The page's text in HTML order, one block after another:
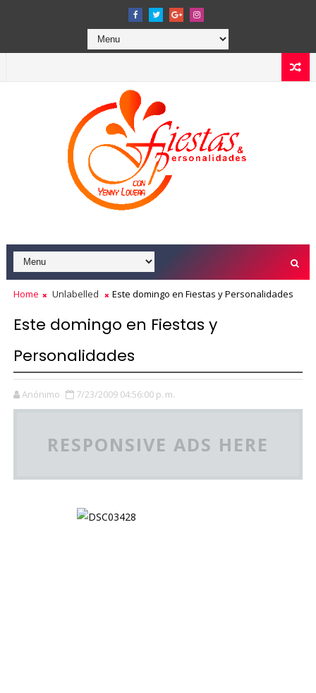
Home Unlabelled Este domingo en Fiestas y Personalidades
Este domingo en Fiestas y
Personalidades
Anónimo 7/23/2009 04:56:00 p. m.
RESPONSIVE ADS HERE